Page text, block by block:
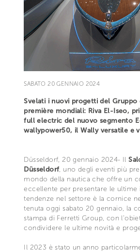
SABATO 20 GENNAIO 2024
Svelati i nuovi progetti del Gruppo
première mondiali: Riva El-Iseo,
full electric del nuovo segmento
wallypower50, il Wally versatile e
Düsseldorf, 20 gennaio 2024- Il
Düsseldorf, uno degli eventi più
mondo della nautica che offre un
eccellente per presentare le ultime
tendenze nel settore è la cornice
tenuta oggi sabato 20 gennaio, la
stampa di Ferretti Group, con
condividere le ultime novità e
Il 2023 è stato un anno